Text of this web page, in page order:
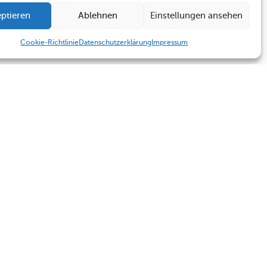
Ablehnen Einstellungen ansehen
Cookie-RichtlinieDatenschutzerklärung Impressum